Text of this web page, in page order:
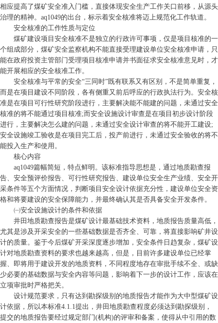
相应提高了煤矿安全准入门槛，直接体现安全生产工作关口前移，从源头
治理的精神。aq1049的出台，标示着安全核准将迈上规范化工作轨道。
安全核准的工作性质与定位
煤矿建设项目安全核准不是独立的行政许可事项，仅是项目核准的一
个组成部分，煤矿安全监察机构不能直接受理建设单位安全核准申请，只
能在政府投资主管部门受理项目核准申请并书面征求安全核准意见时，才
能开展相应的安全核准工作。
安全核准与平常的安全“三同时”既有联系又有区别，不是简单重复，
而是在项目建设不同阶段，各有侧重又前后呼应的行政执法行为。安全核
准是在项目可行性研究阶段进行，主要解决能不能建的问题，未通过安全
核准的将不能通过项目核准;而安全设施设计审查是在项目初步设计阶段
进行，主要解决怎么建的问题，未通过安全设计审查的将不能开工建设;
安全设施竣工验收是在项目完工后，投产前进行，未通过安全验收的将不
能投入生产和使用。
核心内容
aq1049篇幅简短，特点鲜明。该标准指导思想是，通过地质勘查报
告、安全预评价报告、可行性研究报告、建设单位安全生产业绩、安全开
采条件等五个方面情况，判断项目安全设计依据充分性，建设单位安全资
格和将要建设的安全保障能力，并最终确认其是否具备安全开发条件。
㈠安全设施设计的条件和依据
井田地质勘查报告是煤矿设计最基础技术资料，地质报告质量高低，
尤其是涉及开采安全的一些基础数据是否齐全、可靠，将直接影响矿井设
计的质量。鉴于今后煤矿开采深度逐步增加，安全条件日趋复杂，煤矿设
计对地质勘查资料的要求也越来越高，但是，目前许多建设单位已经掌
握、即将用于建设开发的地质资料，不同程度地存在审批手续不全、或缺
少必要的基础数据与安全内容等问题，影响着下一步的设计工作，应该在
立项审批时严格把关。
设计规范要求，只有达到勘探级别的地质报告才能作为大中型煤矿设
计依据，所以本标准4.1.1提出，井田地质勘查程度必须达到勘探级别，
提交的地质报告要经过规定部门(机构)的评审和备案，使得从中引用的数